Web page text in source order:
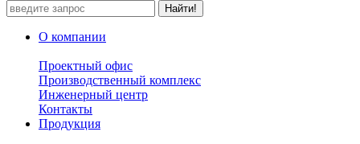
О компании
Проектный офис
Производственный комплекс
Инженерный центр
Контакты
Продукция